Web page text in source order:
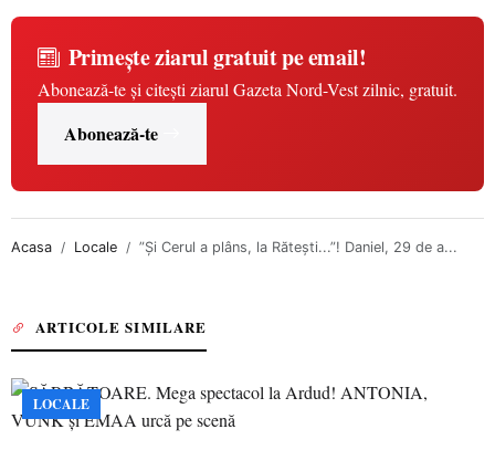
Primește ziarul gratuit pe email!
Abonează-te și citești ziarul Gazeta Nord-Vest zilnic, gratuit.
Abonează-te
Acasa Locale ”Și Cerul a plâns, la Rătești...”! Daniel, 29 de a...
ARTICOLE SIMILARE
LOCALE